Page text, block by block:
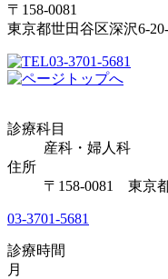
〒158-0081
東京都世田谷区深沢6-
03-3701-5681
診療科目
産科・婦人科
住所
〒158-0081 東京
03-3701-5681
診療時間
月